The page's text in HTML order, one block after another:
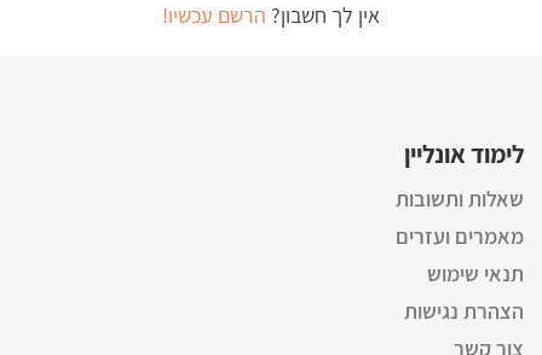
אין לך חשבון? הרשם עכשיו!
לימוד אונליין
שאלות ותשובות
מאמרים ועזרים
תנאי שימוש
הצהרת נגישות
צור קשר